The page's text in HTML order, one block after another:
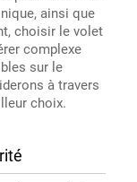
ainsi que
choisir le volet
complexe
sur le
à travers
choix.